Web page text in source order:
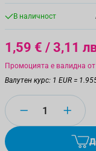
В наличност
1,59 € / 3,11
Промоцията е валидна
Валутен курс: 1 EUR =
Количество